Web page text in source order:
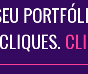
CLIQUES.